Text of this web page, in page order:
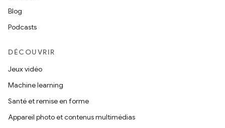
Blog
Podcasts
DÉCOUVRIR
Jeux vidéo
Machine learning
Santé et remise en forme
Appareil photo et contenus multimédias